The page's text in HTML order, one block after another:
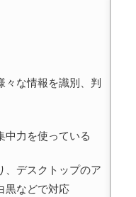
々な情報を識別、判
中力を使っている
、デスクトップのア
黒などで対応